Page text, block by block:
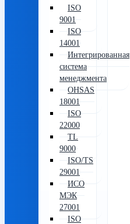
ISO
9001
ISO
14001
Интегрированная
система
менеджмента
OHSAS
18001
ISO
22000
TL
9000
ISO/TS
29001
ИСО
МЭК
27001
ISO